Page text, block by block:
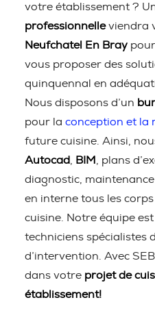
votre établissement ?
professionnelleviendra
Neufchatel En Bray
vous proposer des
quinquennal en
Nous disposons d’un
pour la conception et la
future cuisine. Ainsi,
Autocad
BIM
, plans
diagnostic,
en interne tous les
cuisine. Notre équipe
techniciens spécialistes
d’intervention. Avec
dans votre projet de
établissement!